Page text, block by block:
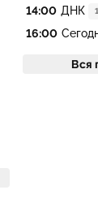
14:00 ДНК
16:00
Вся